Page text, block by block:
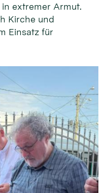
extremer Armut.
Kirche und
Einsatz für